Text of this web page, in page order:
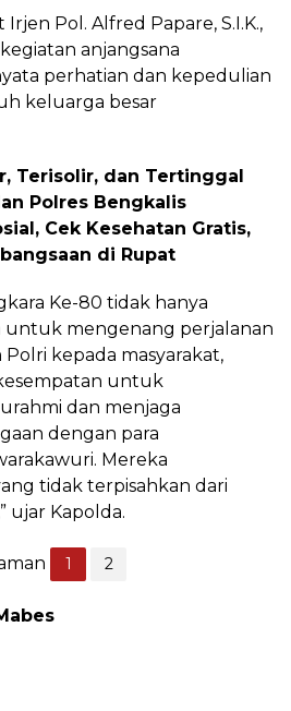
Pol. Alfred Papare, S.I.K.,
anjangsana
perhatian dan kepedulian
keluarga besar
Terisolir, dan Tertinggal
Polres Bengkalis
Cek Kesehatan Gratis,
di Rupat
Ke-80 tidak hanya
mengenang perjalanan
kepada masyarakat,
untuk
dan menjaga
dengan para
Mereka
tidak terpisahkan dari
ujar Kapolda.
1 2